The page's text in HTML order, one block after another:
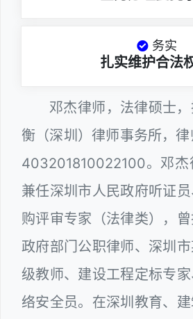
务实
扎实维护合法
邓杰律师，法律硕士
衡（深圳）律师事务所，
403201810022100。邓杰
兼任深圳市人民政府听证
购评审专家（法律类），
政府部门公职律师、深圳
级教师、建设工程定标专
络安全员。在深圳教育、